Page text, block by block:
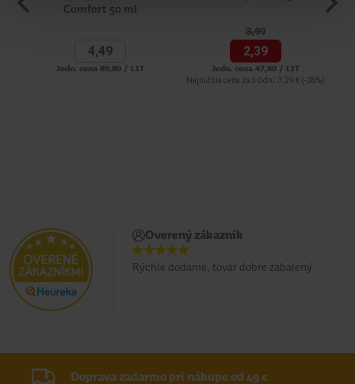
Comfort 50 ml
4,49
Jedn. cena 89,80 / LIT
3,99
2,39
Jedn. cena 47,80 / LIT
Najnižšia cena za 30 dní: 3,29 € (-28%)
Overený zákazník
Rýchle dodanie, tovar dobre zabalený
Doprava zadarmo pri nákupe od 49 €